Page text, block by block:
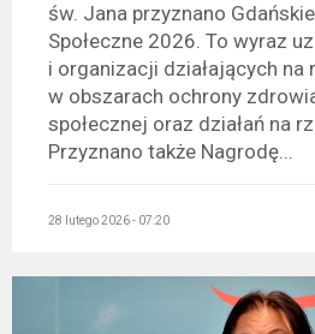
św. Jana przyznano
Społeczne 2026. To wyraz
i organizacji działających
w obszarach ochrony
społecznej oraz działań na
Przyznano także Nagrodę...
28 lutego 2026 - 07:20